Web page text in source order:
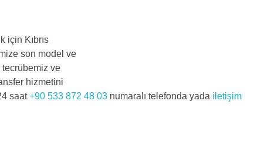
için Kıbrıs
son model ve
tecrübemiz ve
hizmetini
saat+90 533 872 48 03 numaralı telefonda yada iletişim